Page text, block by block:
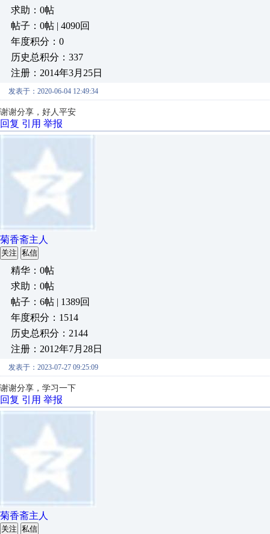
求助：0帖
帖子：0帖 | 4090回
年度积分：0
历史总积分：337
注册：2014年3月25日
发表于：2020-06-04 12:49:34
谢谢分享，好人平安
回复 引用 举报
菊香斋主人
关注 私信
精华：0帖
求助：0帖
帖子：6帖 | 1389回
年度积分：1514
历史总积分：2144
注册：2012年7月28日
发表于：2023-07-27 09:25:09
谢谢分享，学习一下
回复 引用 举报
菊香斋主人
关注 私信